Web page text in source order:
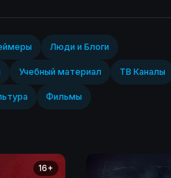
Люди и Блоги
Учебный материал ТВ Каналы
Фильмы
16+